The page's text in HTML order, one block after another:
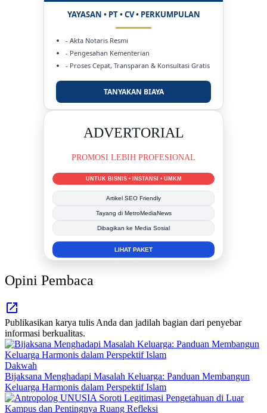
YAYASAN • PT • CV • PERKUMPULAN
- Akta Notaris Resmi
- Pengesahan Kementerian
- Proses Cepat, Transparan & Konsultasi Gratis
TANYAKAN BIAYA
DUKUNG KAMI
BERSAMA METROMEDIANEWS.CO
MEDIA INFORMASI TERPERCAYA
Publikasi Kegiatan
Berita Promosi
Tingkatkan Branding Anda
INFO SELENGKAPNYA
Opini Pembaca
Publikasikan karya tulis Anda dan jadilah bagian dari penyebar
informasi berkualitas.
Dakwah
Bijaksana Menghadapi Masalah Keluarga: Panduan Membangun
Keluarga Harmonis dalam Perspektif Islam